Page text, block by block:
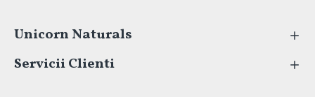
Unicorn Naturals
Servicii Clienti